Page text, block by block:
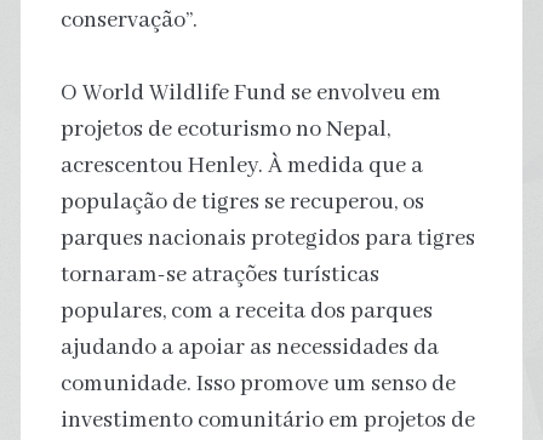
conservação”.
O World Wildlife Fund se envolveu em
projetos de ecoturismo no Nepal,
acrescentou Henley. À medida que a
população de tigres se recuperou, os
parques nacionais protegidos para tigres
tornaram-se atrações turísticas
populares, com a receita dos parques
ajudando a apoiar as necessidades da
comunidade. Isso promove um senso de
investimento comunitário em projetos de